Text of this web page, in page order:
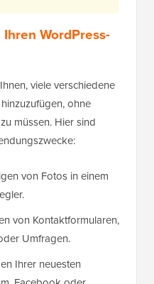
WordPress-
viele verschiedene
ohne
müssen. Hier sind
von Fotos in einem
von Kontaktformularen,
Umfragen.
Ihrer neuesten